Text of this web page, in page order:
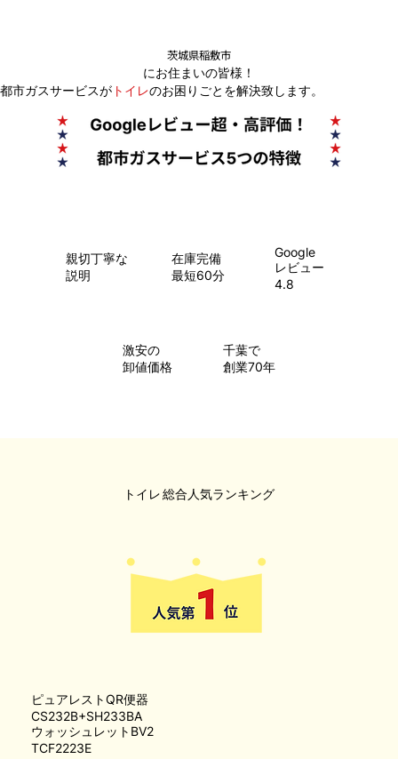
にお住まいの皆様！
茨城県稲敷市
都市ガスサービスが トイレのお困りごとを解決致します。
親切丁寧な
説明
在庫完備
最短60分
Google
レビュー
4.8
​激安の
卸値価格
千葉で
創業70年
総合人気ランキング
トイレ
ピュアレストQR便器
CS232B+SH233BA
ウォッシュレットBV2
TCF2223E